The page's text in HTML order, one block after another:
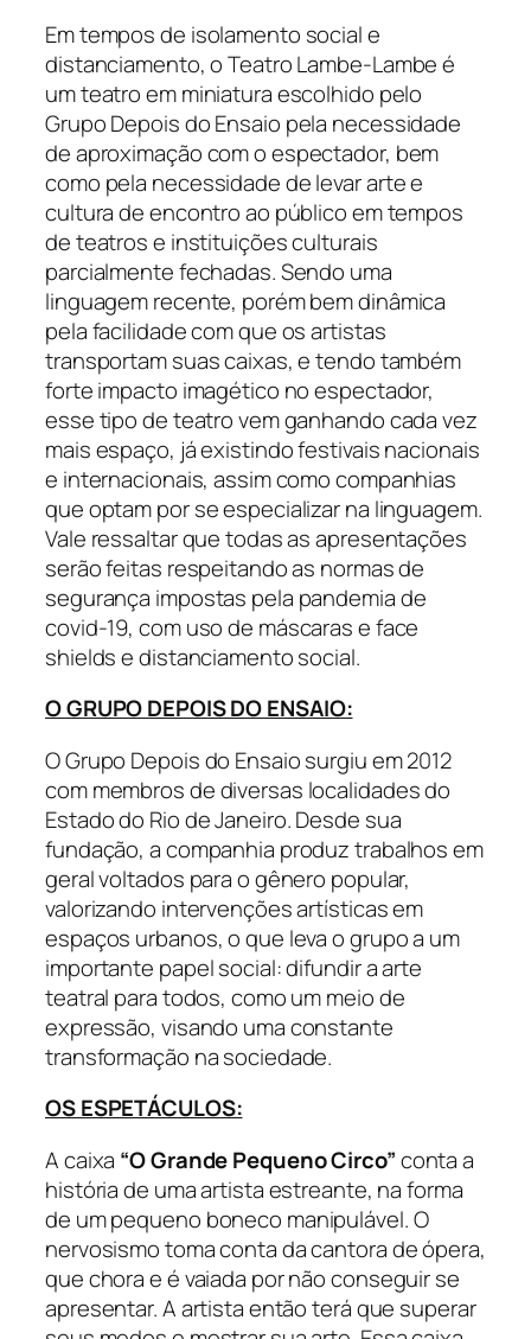
Em tempos de isolamento social e
distanciamento, o Teatro Lambe-Lambe é
um teatro em miniatura escolhido pelo
Grupo Depois do Ensaio pela necessidade
de aproximação com o espectador, bem
como pela necessidade de levar arte e
cultura de encontro ao público em tempos
de teatros e instituições culturais
parcialmente fechadas. Sendo uma
linguagem recente, porém bem dinâmica
pela facilidade com que os artistas
transportam suas caixas, e tendo também
forte impacto imagético no espectador,
esse tipo de teatro vem ganhando cada vez
mais espaço, já existindo festivais nacionais
e internacionais, assim como companhias
que optam por se especializar na linguagem.
Vale ressaltar que todas as apresentações
serão feitas respeitando as normas de
segurança impostas pela pandemia de
covid-19, com uso de máscaras e face
shields e distanciamento social.
O GRUPO DEPOIS DO ENSAIO:
O Grupo Depois do Ensaio surgiu em 2012
com membros de diversas localidades do
Estado do Rio de Janeiro. Desde sua
fundação, a companhia produz trabalhos em
geral voltados para o gênero popular,
valorizando intervenções artísticas em
espaços urbanos, o que leva o grupo a um
importante papel social: difundir a arte
teatral para todos, como um meio de
expressão, visando uma constante
transformação na sociedade.
OS ESPETÁCULOS:
A caixa “O Grande Pequeno Circo”conta a
história de uma artista estreante, na forma
de um pequeno boneco manipulável. O
nervosismo toma conta da cantora de ópera,
que chora e é vaiada por não conseguir se
apresentar. A artista então terá que superar